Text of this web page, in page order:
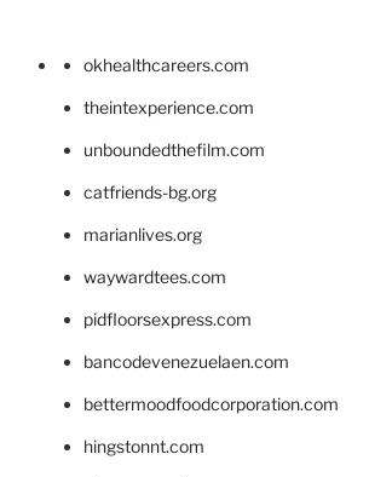
okhealthcareers.com
theintexperience.com
unboundedthefilm.com
catfriends-bg.org
marianlives.org
waywardtees.com
pidfloorsexpress.com
bancodevenezuelaen.com
bettermoodfoodcorporation.com
hingstonnt.com